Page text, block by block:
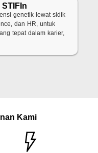
genetik lewat sidik
dan HR, untuk
tepat dalam karier,
Kami